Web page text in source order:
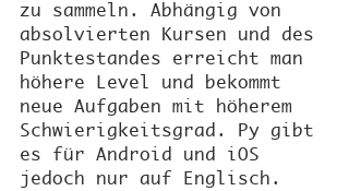
zu sammeln. Abhängig von
absolvierten Kursen und des
Punktestandes erreicht man
höhere Level und bekommt
neue Aufgaben mit höherem
Schwierigkeitsgrad. Py gibt
es für Android und iOS
jedoch nur auf Englisch.